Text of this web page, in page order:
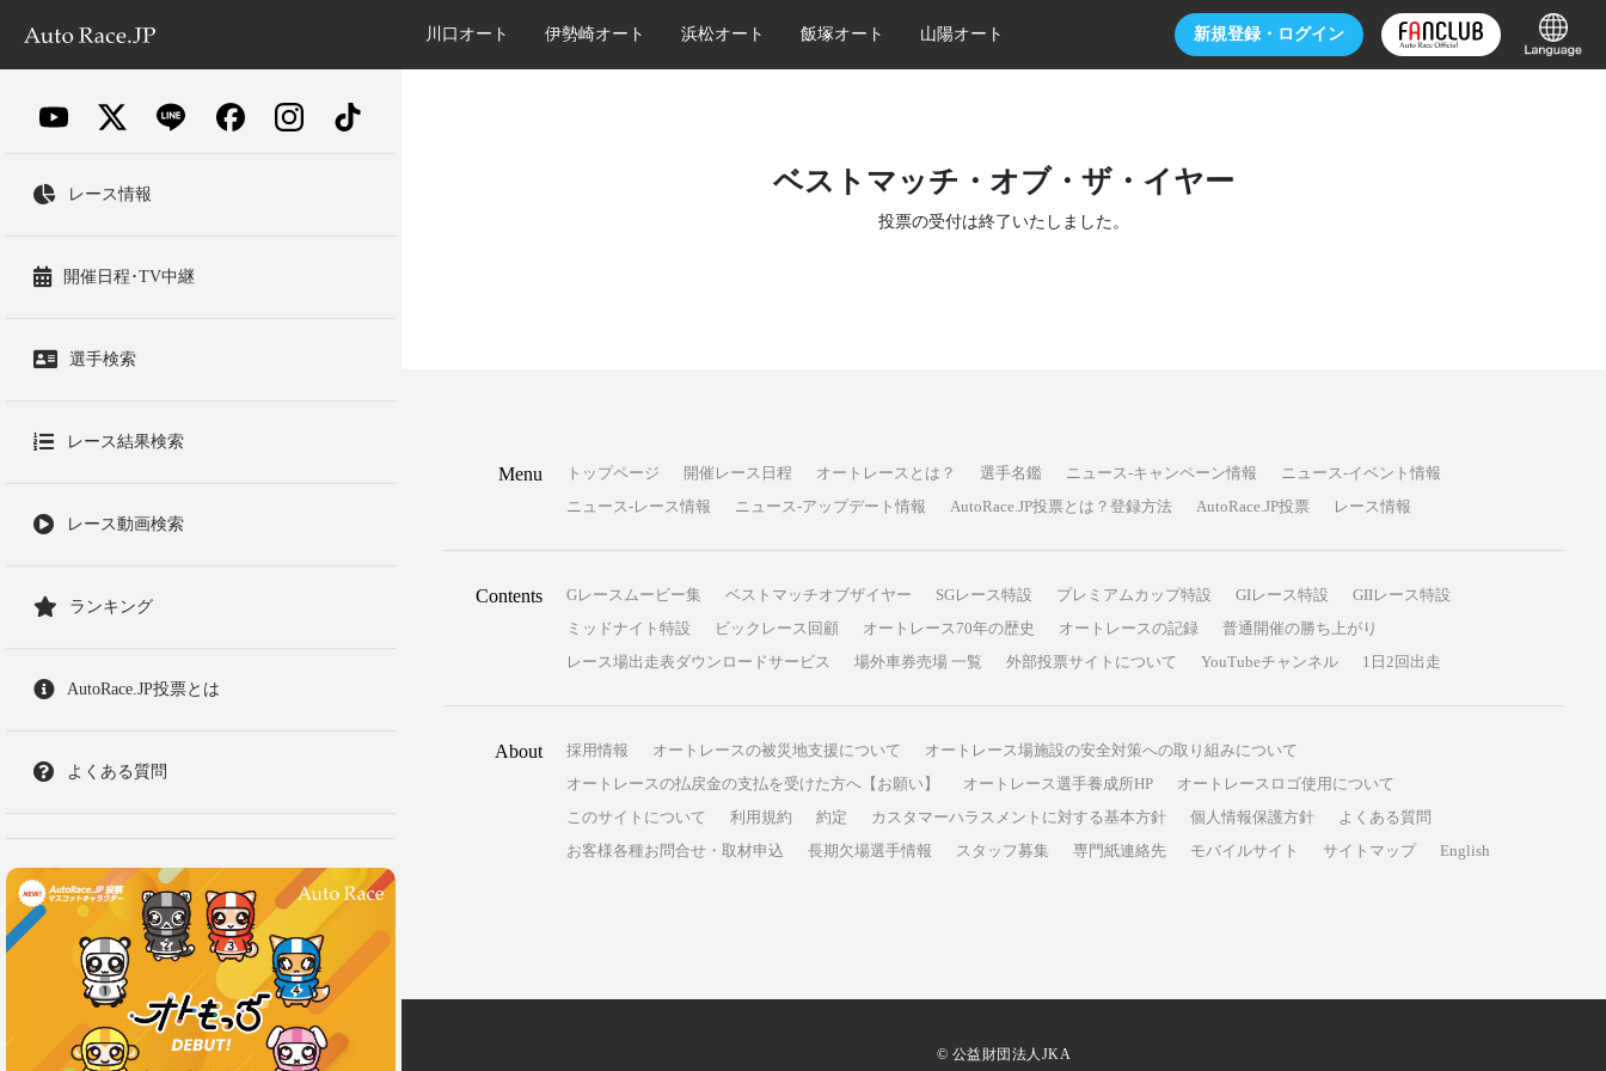
新規登録・ ログイン
川口オート 伊勢崎オート 浜松オート 飯塚オート 山陽オート
レース情報
開催日程･TV中継
選手検索
レース結果検索
レース動画検索
ランキング
AutoRace.JP投票とは
よくある質問
ベストマッチ・オブ・ザ・イヤー
投票の受付は終了いたしました。
Menu トップページ 開催レース日程 オートレースとは？ 選手名鑑 ニュース-キャンペーン情報
ニュース-イベント情報
ニュース-レース情報
ニュース-アップデート情報 AutoRace.JP投票とは？登録方法 AutoRace.JP投票 レース情報
Contents Gレースムービー集 ベストマッチオブザイヤー SGレース特設 プレミアムカップ特設 GIレース特設
GIIレース特設
ミッドナイト特設
ビックレース回顧 オートレース70年の歴史 オートレースの記録
普通開催の勝ち上がり
レース場出走表ダウンロードサービス
場外車券売場 一覧 外部投票サイトについて YouTubeチャンネル 1日2回出走
About 採用情報 オートレースの被災地支援について
オートレース場施設の安全対策への取り組みについて
オートレースの払戻金の支払を受けた方へ【お願い】
オートレース選手養成所HP
オートレースロゴ使用について
このサイトについて
利用規約 約定 カスタマーハラスメントに対する基本方針 個人情報保護方針
よくある質問
お客様各種お問合せ・取材申込
長期欠場選手情報 スタッフ募集 専門紙連絡先 モバイルサイト サイトマップ English
© 公益財団法人JKA